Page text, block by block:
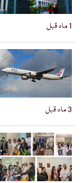
1 ماہ قبل
3 ماہ قبل